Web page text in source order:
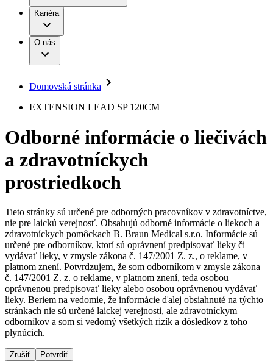
Terapie
Kontinencia a urológia
Liečba bolesti
Miniinvazívna chirurgia
Nutričná terapia
Onkológia
Ortopédia
Prevencia a kontrola infekcií
Spinálna chirurgia
Starostlivosť o rany
Uzatváranie rán
Riešenia
Terapie
B. Braun Avitum
Ochorenia
Služby pre pacientov
Dialyzačné strediská
B. Braun Avitum poskytuje kvalitnú dialyzačnú starostlivosť
vo všetkých svojich strediskách na Slovensku. Viac
informácií nájdete na stránke jednotlivých stredísk.
Práca a kariéra
Naša kultúra
Vaša príležitosť
Nájdite si prácu u nás​
Objavte svoje kariérne príležitosti ​v B. Braun. Vyhľadajte náš
trh práce​ pre zaujímavé pozície na Slovensku.​
Zodpovednosť
Médiá
Tlačové správy
Kontakt
Kontaktný formulár
Spoločnosť
Médiá
Kontakt
Kariéra
O nás
Domovská stránka
EXTENSION LEAD SP 120CM
Odborné informácie o liečivách
a zdravotníckych
prostriedkoch
Tieto stránky sú určené pre odborných pracovníkov v zdravotníctve,
nie pre laickú verejnosť. Obsahujú odborné informácie o liekoch a
zdravotníckych pomôckach B. Braun Medical s.r.o. Informácie sú
určené pre odborníkov, ktorí sú oprávnení predpisovať lieky či
vydávať lieky, v zmysle zákona č. 147/2001 Z. z., o reklame, v
platnom znení. Potvrdzujem, že som odborníkom v zmysle zákona
č. 147/2001 Z. z. o reklame, v platnom znení, teda osobou
oprávnenou predpisovať lieky alebo osobou oprávnenou vydávať
lieky. Beriem na vedomie, že informácie ďalej obsiahnuté na týchto
stránkach nie sú určené laickej verejnosti, ale zdravotníckym
odborníkov a som si vedomý všetkých rizík a dôsledkov z toho
plynúcich.
Zrušiť Potvrdiť